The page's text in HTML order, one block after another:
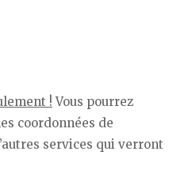
! Vous pourrez
coordonnées de
services qui verront